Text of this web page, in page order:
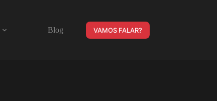
Blog VAMOS FALAR?